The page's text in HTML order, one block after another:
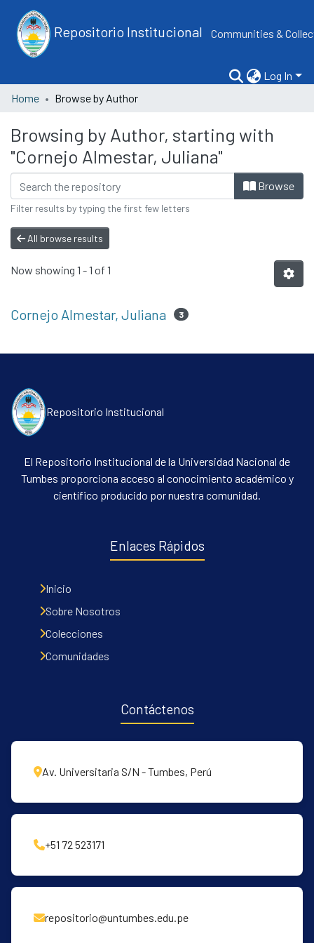
Repositorio Institucional Communities &
Log In
Home
Browse by Author
Browsing by Author, starting with
"Cornejo Almestar, Juliana"
Browse
Filter results by typing the first few letters
All browse results
Now showing 1 - 1 of 1
Cornejo Almestar, Juliana 3
Repositorio Institucional
El Repositorio Institucional de la Universidad Nacional de
Tumbes proporciona acceso al conocimiento académico y
científico producido por nuestra comunidad.
Enlaces Rápidos
Inicio
Sobre Nosotros
Colecciones
Comunidades
Contáctenos
Av. Universitaria S/N - Tumbes, Perú
+51 72 523171
repositorio@untumbes.edu.pe